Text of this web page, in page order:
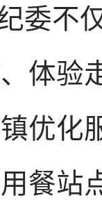
委不
体验
优化
餐站